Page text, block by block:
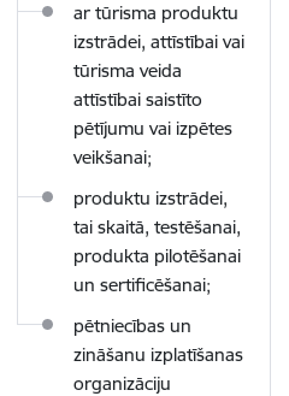
ar tūrisma produktu
izstrādei, attīstībai vai
tūrisma veida
attīstībai saistīto
pētījumu vai izpētes
veikšanai;
produktu izstrādei,
tai skaitā, testēšanai,
produkta pilotēšanai
un sertificēšanai;
pētniecības un
zināšanu izplatīšanas
organizāciju